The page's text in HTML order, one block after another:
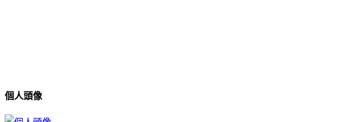
個人頭像